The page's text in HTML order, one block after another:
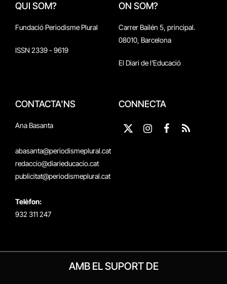
QUI SOM?
Fundació Periodisme Plural
ISSN 2339 - 9619
ON SOM?
Carrer Bailén 5, principal.
08010, Barcelona
El Diari de l'Educació
CONTACTA'NS
Ana Basanta
abasanta@periodismeplural.cat
redaccio@diarieducacio.cat
publicitat@periodismeplural.cat
Telèfon:
932 311 247
CONNECTA
X
Instagram
Facebook
RSS
AMB EL SUPORT DE